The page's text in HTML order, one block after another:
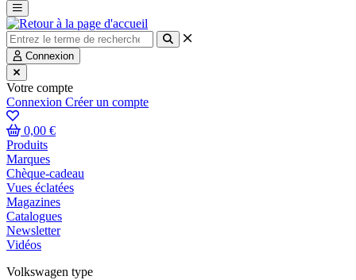
Connexion
Votre compte
Connexion Créer un compte
0,00 €
Produits
Marques
Chèque-cadeau
Vues éclatées
Magazines
Catalogues
Newsletter
Vidéos
Volkswagen type